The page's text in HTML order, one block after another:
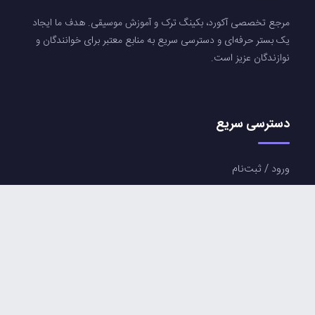
مرجع تخصصی آکورد، بکینگ ترک و آموزش موسیقی. هدف ما ایجاد
یک بستر حرفه‌ای و دسترسی سریع به منابع معتبر برای خوانندگان و
نوازندگان عزیز است.
دسترسی سریع
ورود / ثبت‌نام